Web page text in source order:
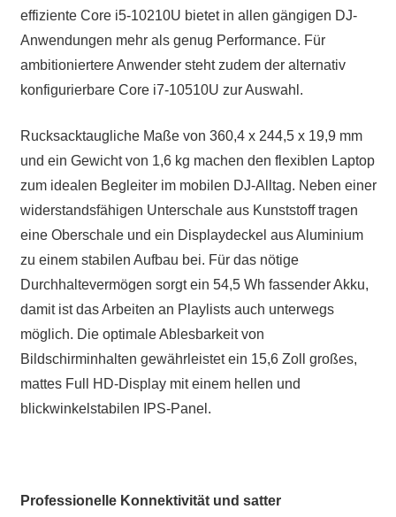
effiziente Core i5-10210U bietet in allen gängigen DJ-
Anwendungen mehr als genug Performance. Für
ambitioniertere Anwender steht zudem der alternativ
konfigurierbare Core i7-10510U zur Auswahl.
Rucksacktaugliche Maße von 360,4 x 244,5 x 19,9 mm
und ein Gewicht von 1,6 kg machen den flexiblen Laptop
zum idealen Begleiter im mobilen DJ-Alltag. Neben einer
widerstandsfähigen Unterschale aus Kunststoff tragen
eine Oberschale und ein Displaydeckel aus Aluminium
zu einem stabilen Aufbau bei. Für das nötige
Durchhaltevermögen sorgt ein 54,5 Wh fassender Akku,
damit ist das Arbeiten an Playlists auch unterwegs
möglich. Die optimale Ablesbarkeit von
Bildschirminhalten gewährleistet ein 15,6 Zoll großes,
mattes Full HD-Display mit einem hellen und
blickwinkelstabilen IPS-Panel.
Professionelle Konnektivität und satter